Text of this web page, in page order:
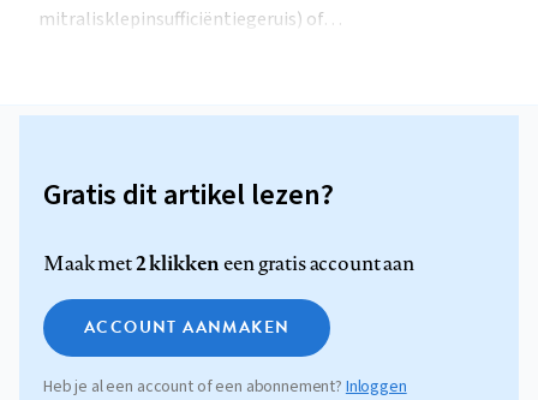
mitralisklepinsufficiëntiegeruis) of…
Gratis dit artikel lezen?
Maak met2 klikkeneen gratis account aan
ACCOUNT AANMAKEN
Heb je al een account of een abonnement? Inloggen